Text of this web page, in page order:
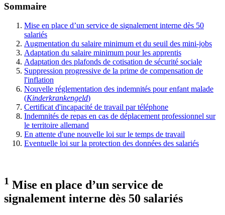
Sommaire
Mise en place d’un service de signalement interne dès 50
salariés
Augmentation du salaire minimum et du seuil des mini-jobs
Adaptation du salaire minimum pour les apprentis
Adaptation des plafonds de cotisation de sécurité sociale
Suppression progressive de la prime de compensation de
l'inflation
Nouvelle réglementation des indemnités pour enfant malade
(Kinderkrankengeld)
Certificat d'incapacité de travail par téléphone
Indemnités de repas en cas de déplacement professionnel sur
le territoire allemand
En attente d'une nouvelle loi sur le temps de travail
Eventuelle loi sur la protection des données des salariés
1 Mise en place d’un service de
signalement interne dès 50 salariés